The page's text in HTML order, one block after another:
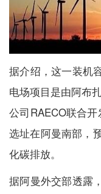
据介绍，这一装机
电场项目是由阿布
公司RAECO联合
选址在阿曼南部，
化碳排放。
据阿曼外交部透露